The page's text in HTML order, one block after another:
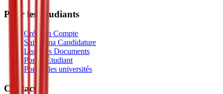
Pour les Étudiants
Créer un Compte
Suivre ma Candidature
Liste des Documents
Portail Étudiant
Portail des universités
Contact